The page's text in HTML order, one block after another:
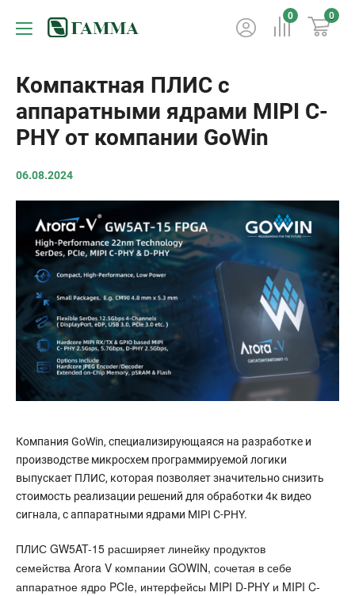
0 0
Компактная ПЛИС с
аппаратными ядрами MIPI C-
PHY от компании GoWin
06.08.2024
Компания GoWin, специализирующаяся на разработке и
производстве микросхем программируемой логики
выпускает ПЛИС, которая позволяет значительно снизить
стоимость реализации решений для обработки 4к видео
сигнала, с аппаратными ядрами MIPI C-PHY.
ПЛИС GW5AT-15 расширяет линейку продуктов
семейства Arora V компании GOWIN, сочетая в себе
аппаратное ядро PCIe, интерфейсы MIPI D-PHY и MIPI C-